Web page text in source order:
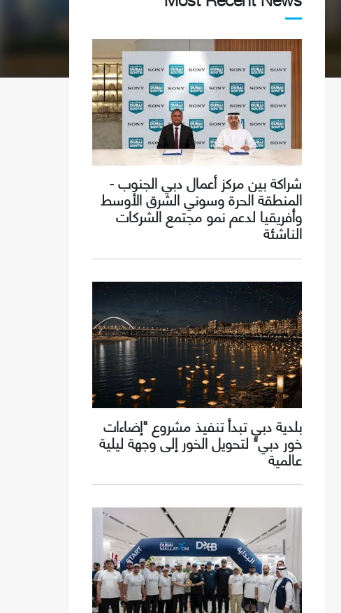
شراكة بين مركز أعمال دبي الجنوب -
المنطقة الحرة وسوني الشرق الأوسط
وأفريقيا لدعم نمو مجتمع الشركات
الناشئة
بلدية دبي تبدأ تنفيذ مشروع "إضاءات
خور دبي" لتحويل الخور إلى وجهة ليلية
عالمية